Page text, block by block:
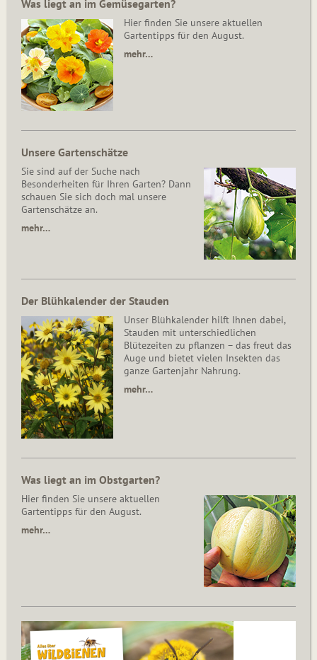
Was liegt an im Gemüsegarten?
Hier finden Sie unsere aktuellen
Gartentipps für den August.
mehr…
Unsere Gartenschätze
Sie sind auf der Suche nach
Besonderheiten für Ihren Garten? Dann
schauen Sie sich doch mal unsere
Gartenschätze an.
mehr…
Der Blühkalender der Stauden
Unser Blühkalender hilft Ihnen dabei,
Stauden mit unterschiedlichen
Blütezeiten zu pflanzen – das freut das
Auge und bietet vielen Insekten das
ganze Gartenjahr Nahrung.
mehr…
Was liegt an im Obstgarten?
Hier finden Sie unsere aktuellen
Gartentipps für den August.
mehr…